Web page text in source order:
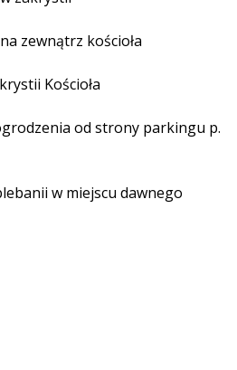
zewnątrz kościoła
Kościoła
od strony parkingu p.
w miejscu dawnego